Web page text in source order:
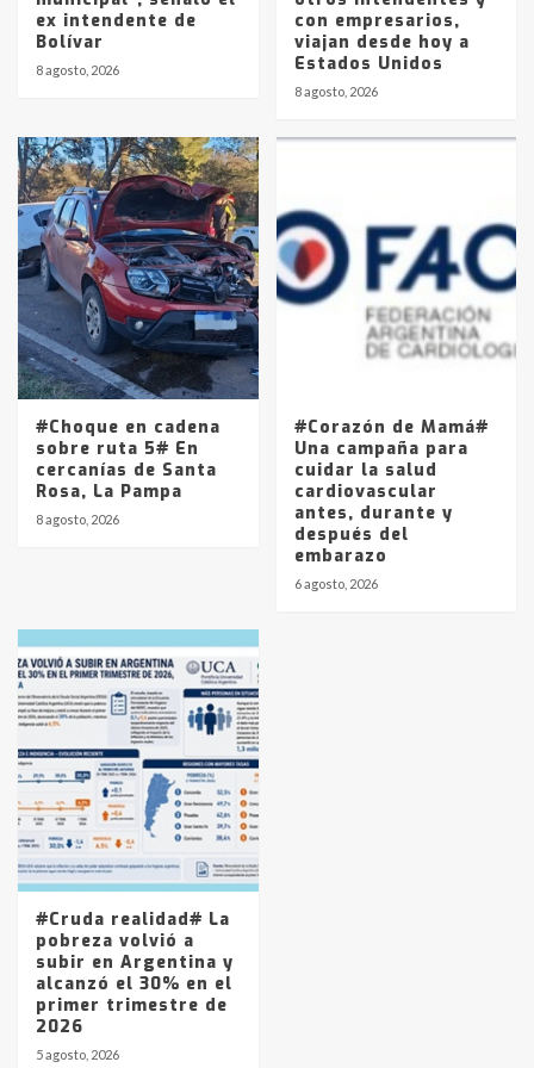
ex intendente de
Bolívar
8 agosto, 2026
con empresarios,
viajan desde hoy a
Estados Unidos
8 agosto, 2026
#Choque en cadena
sobre ruta 5# En
cercanías de Santa
Rosa, La Pampa
8 agosto, 2026
#Corazón de Mamá#
Una campaña para
cuidar la salud
cardiovascular
antes, durante y
después del
embarazo
6 agosto, 2026
#Cruda realidad# La
pobreza volvió a
subir en Argentina y
alcanzó el 30% en el
primer trimestre de
2026
5 agosto, 2026